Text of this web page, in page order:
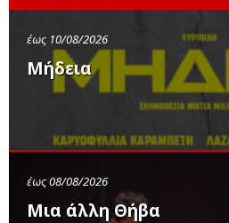
έως 10/08/2026
Μήδεια
έως 08/08/2026
Μια άλλη Θήβα